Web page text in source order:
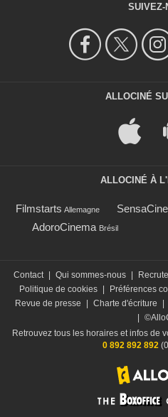
SUIVEZ-
ALLOCINÉ
ALLOCINÉ À
Filmstarts Allemagne SensaCine
AdoroCinema Brésil
Contact | Qui sommes-nous |
Politique de cookies | Préférences
Revue de presse
| Charte d'écriture |
|
Retrouvez tous les horaires et infos de
0 892 892 892